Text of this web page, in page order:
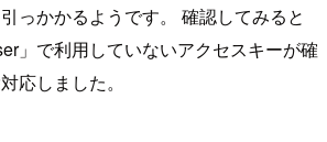
っかかるようです。 確認してみると
」で利用していないアクセスキーが確
応しました。